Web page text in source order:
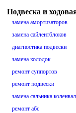
Подвеска и
замена амортизаторов
замена сайлентблоков
диагностика подвески
замена колодок
ремонт суппортов
ремонт подвески
замена сальника
ремонт абс